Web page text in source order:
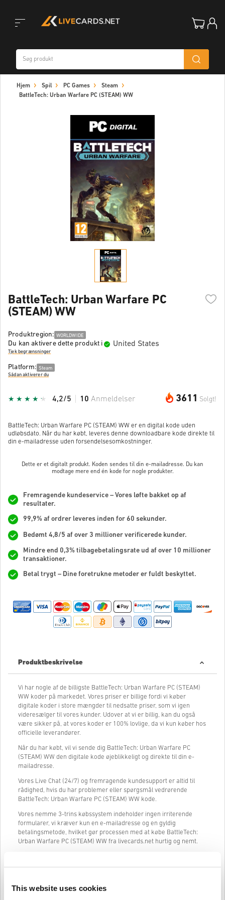
This website uses cookies
navigation
Hjem Spil PC Games
Steam
BattleTech: Urban Warfare PC (STEAM) WW
BattleTech: Urban Warfare PC
(STEAM) WW
Produktregion: WORLDWIDE
Du kan aktivere dette produkt i United States
Tjek begrænsninger
Platform: Steam
Sådan aktiverer du
3611 Solgt!
4,2/5 10 Anmeldelser
BattleTech: Urban Warfare PC (STEAM) WW er en digital kode uden
udløbsdato. Når du har købt, leveres denne downloadbare kode direkte til
din e-mailadresse uden forsendelsesomkostninger.
Dette er et digitalt produkt. Koden sendes til din e-mailadresse. Du kan
modtage mere end én kode for nogle produkter.
Fremragende kundeservice – Vores løfte bakket op af
resultater.
99,9% af ordrer leveres inden for 60 sekunder.
Bedømt 4,8/5 af over 3 millioner verificerede kunder.
Mindre end 0,3% tilbagebetalingsrate ud af over 10 millioner
transaktioner.
Betal trygt – Dine foretrukne metoder er fuldt beskyttet.
Produktbeskrivelse
Vi har nogle af de billigste BattleTech: Urban Warfare PC (STEAM)
WW koder på markedet. Vores priser er billige fordi vi køber
digitale koder i store mængder til nedsatte priser, som vi igen
videresælger til vores kunder. Udover at vi er billig, kan du også
være sikker på, at vores koder er 100% lovlige, da vi kun køber hos
officielle leverandører.
Når du har købt, vil vi sende dig BattleTech: Urban Warfare PC
(STEAM) WW den digitale kode øjeblikkeligt og direkte til din e-
mailadresse.
Vores Live Chat (24/7) og fremragende kundesupport er altid til
rådighed, hvis du har problemer eller spørgsmål vedrørende
BattleTech: Urban Warfare PC (STEAM) WW kode.
Vores nemme 3-trins købssystem indeholder ingen irriterende
formularer, vi kræver kun en e-mailadresse og en gyldig
betalingsmetode, hvilket gør processen med at købe BattleTech:
Urban Warfare PC (STEAM) WW fra livecards.net hurtig og nemt.